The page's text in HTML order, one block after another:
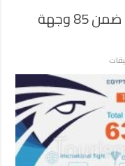
دوسلدورف وإسطنبول وباريس ضمن 85 وجهة
دوسلدورف
وإسطنبول
وباريس
ضمن
85
وجهة
لمصر